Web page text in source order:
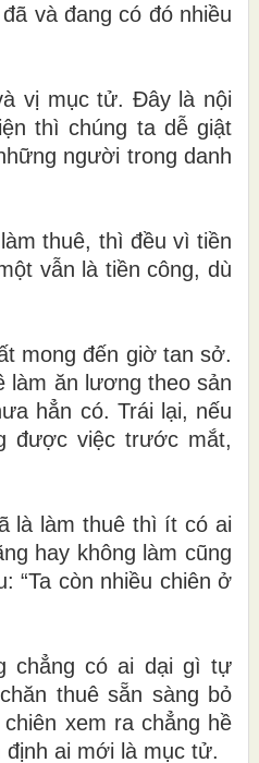
và đang có đó nhiều
vị mục tử. Đây là nội
thì chúng ta dễ giật
người trong danh
thuê, thì đều vì tiền
vẫn là tiền công, dù
mong đến giờ tan sở.
làm ăn lương theo sản
hẳn có. Trái lại, nếu
được việc trước mắt,
là làm thuê thì ít có ai
hay không làm cũng
“Ta còn nhiều chiên ở
chẳng có ai dại gì tự
thuê sẵn sàng bỏ
xem ra chẳng hề
ai mới là mục tử.